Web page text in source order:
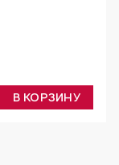
В КОРЗИНУ